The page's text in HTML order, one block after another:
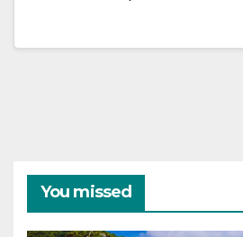
You missed